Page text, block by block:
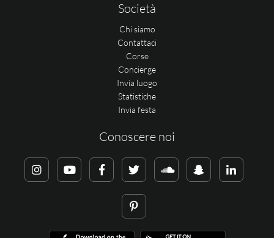
Società
Chi siamo
Contattaci
Corse
Concierge
Invia luogo
Statistiche
Invia festa
Conoscere noi